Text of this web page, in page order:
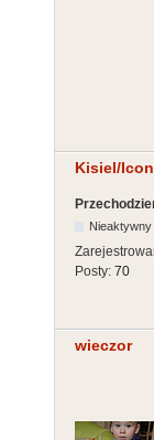
Kisiel/Icon
Nieaktywny
Posty: 70
wieczor